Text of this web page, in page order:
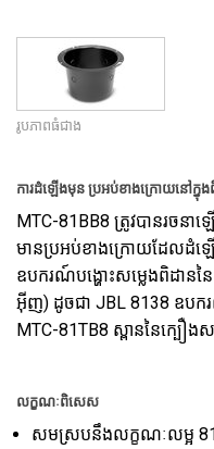
រូបភាពធំជាង
ការដំឡើងមុន ប្រអប់ខាងក្រោយនៅក្នុង
MTC-81BB8 ត្រូវបានរចនាឡ
មានប្រអប់ខាងក្រោយដែលដំឡ
ឧបករណ៍បង្ហោះសម្លេងពិដានន
អ៊ីញ) ដូចជា JBL 8138 ឧបក
MTC-81TB8 ស្ពាននៃក្បឿ
លក្ខណៈពិសេស
សមស្របនឹងលក្ខណៈលម្អ